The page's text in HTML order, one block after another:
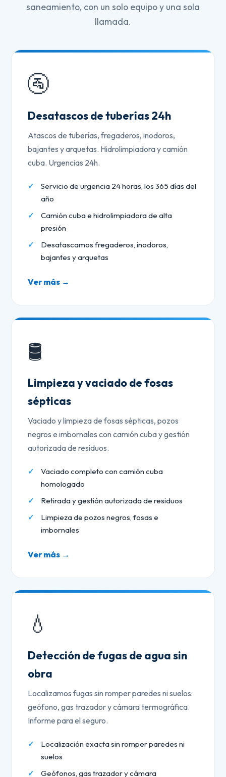
saneamiento, con un solo equipo y una sola
llamada.
🚰
Desatascos de tuberías 24h
Atascos de tuberías, fregaderos, inodoros,
bajantes y arquetas. Hidrolimpiadora y camión
cuba. Urgencias 24h.
Servicio de urgencia 24 horas, los 365 días del
año
Camión cuba e hidrolimpiadora de alta
presión
Desatascamos fregaderos, inodoros,
bajantes y arquetas
Ver más →
🛢️
Limpieza y vaciado de fosas
sépticas
Vaciado y limpieza de fosas sépticas, pozos
negros e imbornales con camión cuba y gestión
autorizada de residuos.
Vaciado completo con camión cuba
homologado
Retirada y gestión autorizada de residuos
Limpieza de pozos negros, fosas e
imbornales
Ver más →
💧
Detección de fugas de agua sin
obra
Localizamos fugas sin romper paredes ni suelos:
geófono, gas trazador y cámara termográfica.
Informe para el seguro.
Localización exacta sin romper paredes ni
suelos
Geófonos, gas trazador y cámara